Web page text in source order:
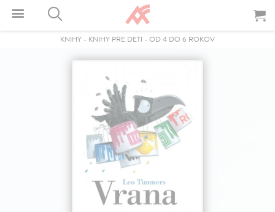
KNIHY - KNIHY PRE DETI - OD 4 DO 6 ROKOV